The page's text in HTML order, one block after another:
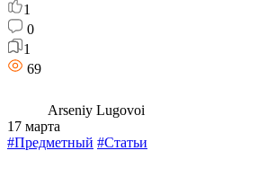
1
0
1
69
Arseniy Lugovoi
17 марта
#Предметный #Статьи